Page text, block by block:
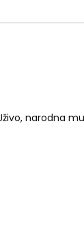
narodna